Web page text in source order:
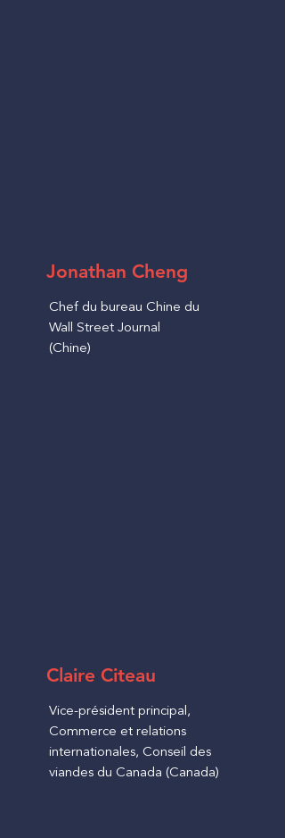
Jonathan Cheng
Chef du bureau Chine du
Wall Street Journal
(Chine)
Claire Citeau
Vice-président principal,
Commerce et relations
internationales, Conseil des
viandes du Canada (Canada)